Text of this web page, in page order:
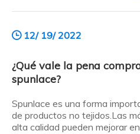
12/ 19/ 2022
¿Qué vale la pena
spunlace?
Spunlace es una forma
de productos no tejidos.Las
alta calidad pueden mejorar